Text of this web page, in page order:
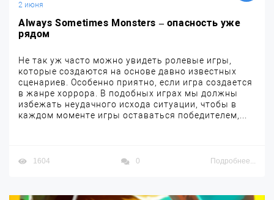
2 июня
Always Sometimes Monsters – опасность уже
рядом
Не так уж часто можно увидеть ролевые игры,
которые создаются на основе давно известных
сценариев. Особенно приятно, если игра создается
в жанре хоррора. В подобных играх мы должны
избежать неудачного исхода ситуации, чтобы в
каждом моменте игры оставаться победителем,...
1604 0 Подробнее...